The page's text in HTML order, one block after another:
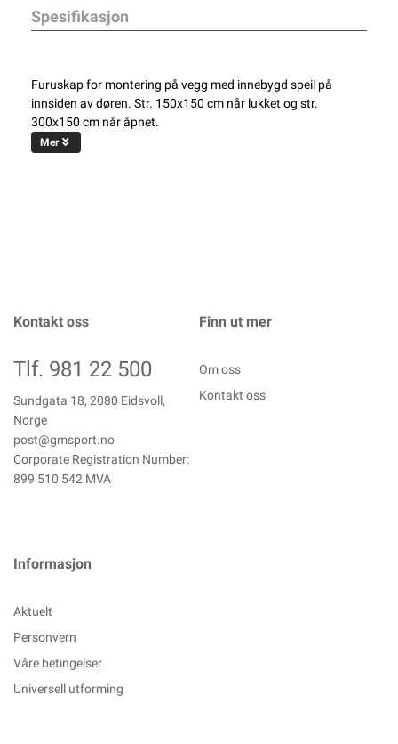
Spesifikasjon
Furuskap for montering på vegg med innebygd speil på
innsiden av døren. Str. 150x150 cm når lukket og str.
300x150 cm når åpnet.
Mer
Kontakt oss
Tlf. 981 22 500
Sundgata 18, 2080 Eidsvoll,
Norge
post@gmsport.no
Corporate Registration Number:
899 510 542 MVA
Finn ut mer
Om oss
Kontakt oss
Informasjon
Aktuelt
Personvern
Våre betingelser
Universell utforming